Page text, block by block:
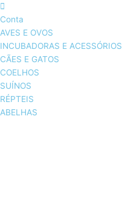
Conta
AVES E OVOS
INCUBADORAS E ACESSÓRIOS
CÃES E GATOS
COELHOS
SUÍNOS
RÉPTEIS
ABELHAS